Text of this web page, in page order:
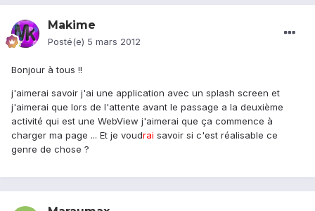
Makime
Posté(e) 5 mars 2012
Bonjour à tous !!
j'aimerai savoir j'ai une application avec un splash screen et
j'aimerai que lors de l'attente avant le passage a la deuxième
activité qui est une WebView j'aimerai que ça commence à
charger ma page ... Et je voudrai savoir si c'est réalisable ce
genre de chose ?